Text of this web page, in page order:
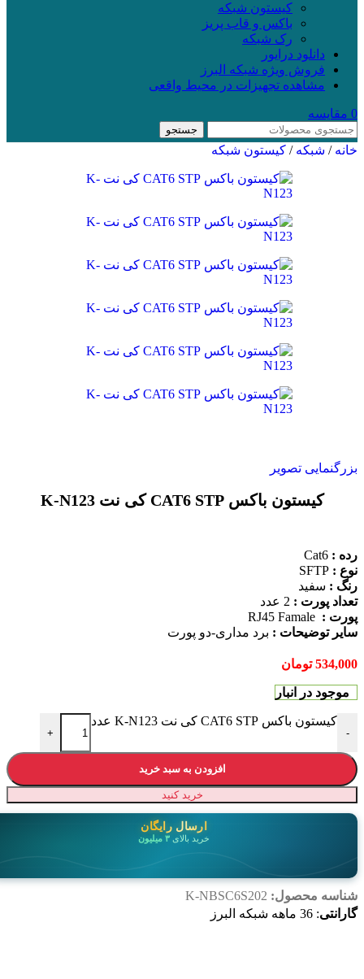
کیستون شبکه
باکس و قاب پریز
رک شبکه
دانلود درایور
فروش ویژه شبکه البرز
مشاهده تجهیزات در محیط واقعی
مقایسه
جستجو
/ شبکه/ کیستون شبکه
تصویر
کیستون باکس CAT6 STP کی نت K-N123
:
Cat6
:
SFTP
:سفید
پورت :2 عدد
:
RJ45 Famale
توضیحات :برد مداری-دو پورت
تومان
موجود در انبار
کیستون باکس CAT6 STP کی نت K-N123 عدد
افزودن به سبد خرید
خرید کنید
ارسال رایگان
خرید بالای۳ میلیون
محصول:K-NBSC6S202
: 36 ماهه شبکه البرز